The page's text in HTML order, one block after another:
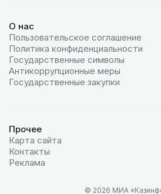
О нас
Пользовательское соглашение
Политика конфиденциальности
Государственные символы
Антикоррупционные меры
Государственные закупки
Прочее
Карта сайта
Контакты
Реклама
© 2026 МИА